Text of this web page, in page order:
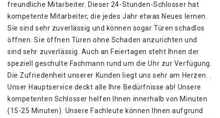
freundliche Mitarbeiter. Dieser 24-Stunden-Schlosser hat
kompetente Mitarbeiter, die jedes Jahr etwas Neues lernen.
Sie sind sehr zuverlässig und können sogar Türen schadlos
öffnen. Sie öffnen Türen ohne Schaden anzurichten und
sind sehr zuverlässig. Auch an Feiertagen steht Ihnen der
speziell geschulte Fachmann rund um die Uhr zur Verfügung.
Die Zufriedenheit unserer Kunden liegt uns sehr am Herzen. .
Unser Hauptservice deckt alle Ihre Bedürfnisse ab! Unsere
kompetenten Schlosser helfen Ihnen innerhalb von Minuten
(15-25 Minuten). Unsere Fachleute können Ihnen aufgrund